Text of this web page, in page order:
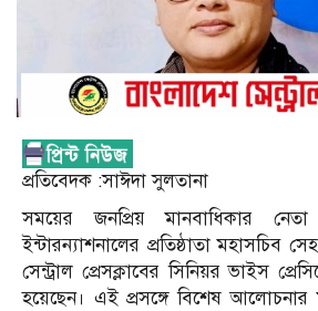
প্রতিবেদক :সাঈদা সুলতানা
সময়ের জনপ্রিয় মানবাধিকার
ইন্টারন্যাশনালের প্রতিষ্ঠাতা মহাসচিব
সেন্ট্রাল প্রেসক্লাবের সিনিয়র ভাইস
হয়েছেন। এই প্রসঙ্গে বিশেষ আলোচনার